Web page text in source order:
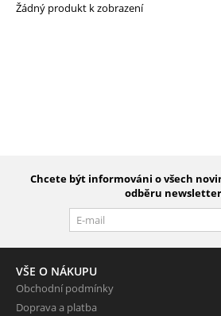
Žádný produkt k zobrazení
Chcete být informováni o všech
odběru
VŠE O NÁKUPU
Obchodní podmínky
Doprava a platba